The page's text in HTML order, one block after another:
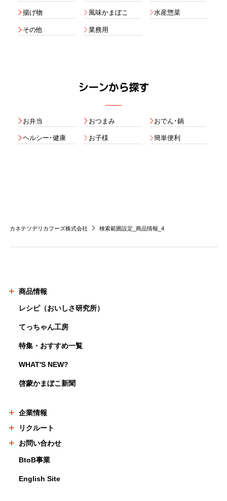
揚げ物 風味かまぼこ 水産惣菜
その他 業務用
シーンから探す
お弁当 おつまみ おでん･鍋
ヘルシー･健康 お子様 簡単便利
カネテツデリカフーズ株式会社 検索範囲設定_商品情報_4
商品情報
レシピ（おいしさ研究所）
てっちゃん工房
特集・おすすめ一覧
WHAT'S NEW?
啓蒙かまぼこ新聞
企業情報
リクルート
お問い合わせ
BtoB事業
English Site